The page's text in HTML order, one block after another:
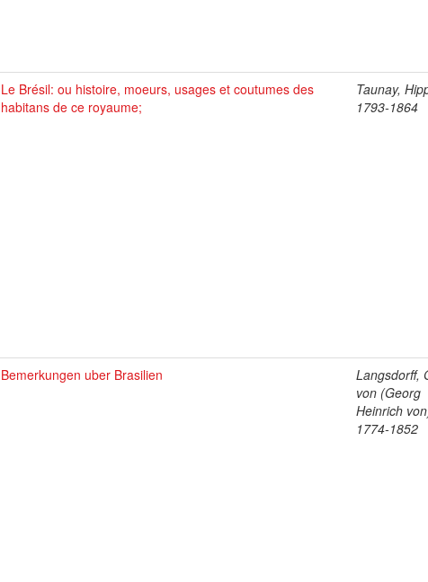
Le Brésil: ou histoire, moeurs, usages et coutumes des
habitans de ce royaume;
Taunay,
1793-1864
Bemerkungen uber Brasilien
Langsdorff,
von (Georg
Heinrich
1774-1852